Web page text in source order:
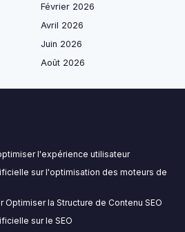
Février 2026
Avril 2026
Juin 2026
Août 2026
l'expérience utilisateur
sur l'optimisation des moteurs de
la Structure de Contenu SEO
sur le SEO